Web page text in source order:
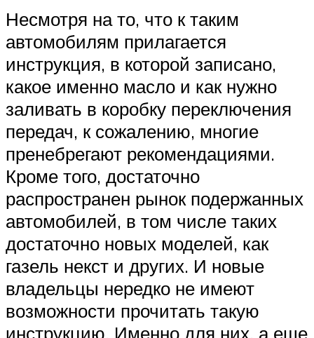
Несмотря на то, что к таким
автомобилям прилагается
инструкция, в которой записано,
какое именно масло и как нужно
заливать в коробку переключения
передач, к сожалению, многие
пренебрегают рекомендациями.
Кроме того, достаточно
распространен рынок подержанных
автомобилей, в том числе таких
достаточно новых моделей, как
газель некст и других. И новые
владельцы нередко не имеют
возможности прочитать такую
инструкцию. Именно для них, а еще